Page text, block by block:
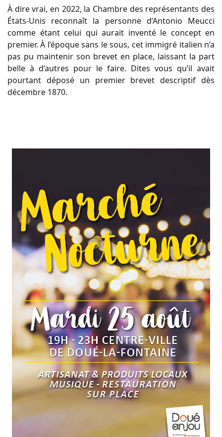
À dire vrai, en 2022, la Chambre des représentants des
États-Unis reconnaît la personne d’Antonio Meucci
comme étant celui qui aurait inventé le concept en
premier. À l’époque sans le sous, cet immigré italien n’a
pas pu maintenir son brevet en place, laissant la part
belle à d’autres pour le faire. Dites vous qu’il avait
pourtant déposé un premier brevet descriptif dès
décembre 1870.